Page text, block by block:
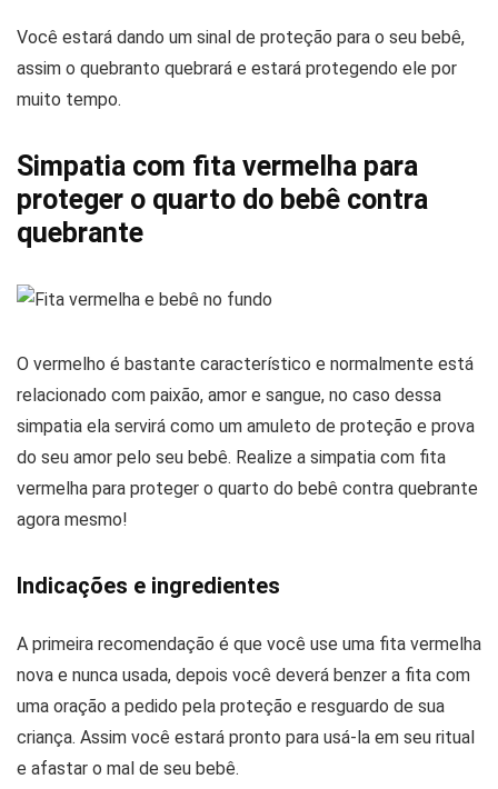
Você estará dando um sinal de proteção para o seu bebê,
assim o quebranto quebrará e estará protegendo ele por
muito tempo.
Simpatia com fita vermelha para
proteger o quarto do bebê contra
quebrante
O vermelho é bastante característico e normalmente está
relacionado com paixão, amor e sangue, no caso dessa
simpatia ela servirá como um amuleto de proteção e prova
do seu amor pelo seu bebê. Realize a simpatia com fita
vermelha para proteger o quarto do bebê contra quebrante
agora mesmo!
Indicações e ingredientes
A primeira recomendação é que você use uma fita vermelha
nova e nunca usada, depois você deverá benzer a fita com
uma oração a pedido pela proteção e resguardo de sua
criança. Assim você estará pronto para usá-la em seu ritual
e afastar o mal de seu bebê.